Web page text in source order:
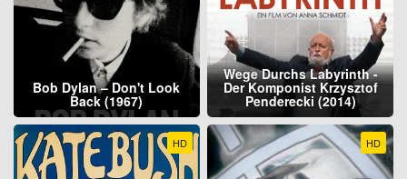
Bob Dylan – Don't Look
Back (1967)
Wege Durchs Labyrinth -
Der Komponist Krzysztof
Penderecki (2014)
HD HD